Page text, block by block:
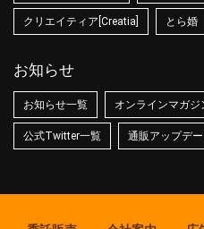
クリエイティア[Creatia] とら婚
お知らせ
お知らせ一覧 オンラインマガジ
公式Twitter一覧 通販アップデ